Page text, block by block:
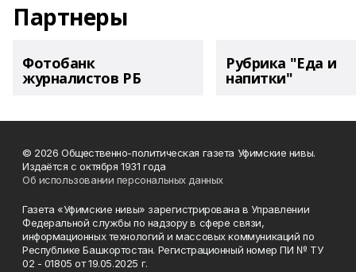
Партнеры
Фотобанк
журналистов РБ
Рубрика "Еда и
напитки"
© 2026 Общественно-политическая газета Уфимские нивы.
Издаётся с октября 1931 года
Об использовании персональных данных
Газета «Уфимские нивы» зарегистрирована в Управлении
Федеральной службы по надзору в сфере связи,
информационных технологий и массовых коммуникаций по
Республике Башкортостан. Регистрационный номер ПИ № ТУ
02 - 01805 от 19.05.2025 г.